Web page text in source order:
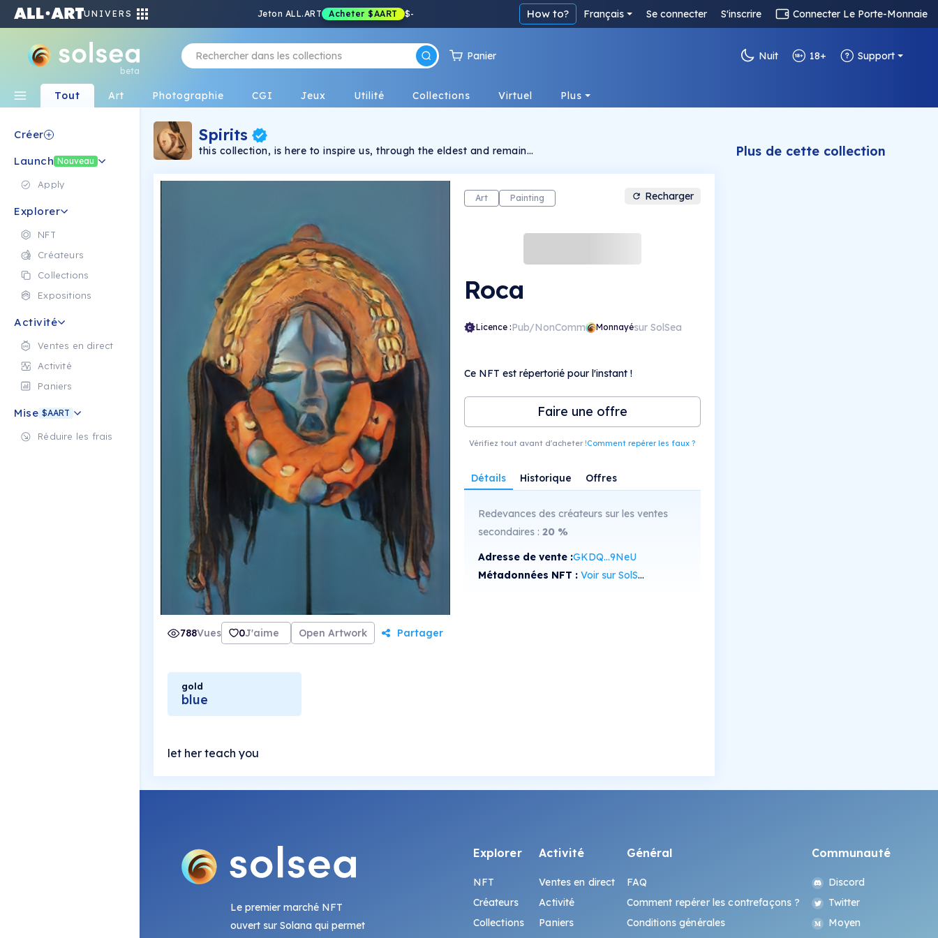
UNIVERS Jeton ALL.ART Acheter $AART $- How to? Français Se connecter S'inscrire Connecter Le Porte-Monnaie
beta
Panier Nuit 18+ Support
Tout Art Photographie CGI Jeux Utilité Collections Virtuel Plus
Créer
Launch Nouveau
Apply
Explorer
NFT
Créateurs
Collections
Expositions
Activité
Ventes en direct
Activité
Paniers
Mise $AART
Réduire les frais
Spirits
this collection, is here to inspire us, through the eldest and remain
788Vues 0J'aime Open Artwork Partager
gold
blue
let her teach you
Art Painting Recharger
Roca
Licence :Pub/NonComm Monnayésur SolSea
Ce NFT est répertorié pour l'instant !
Faire une offre
Vérifiez tout avant d'acheter !Comment repérer les faux ?
Détails Historique Offres
Redevances des créateurs sur les ventes
secondaires : 20%
Adresse de vente :GKDQ...9NeU
Métadonnées NFT : Voir sur SolScan
Plus de cette collection
Le premier marché NFT
ouvert sur Solana qui permet
Explorer
NFT
Créateurs
Collections
Activité
Ventes en direct
Activité
Paniers
Général
FAQ
Comment repérer les contrefaçons ?
Conditions générales
Communauté
Discord
Twitter
Moyen